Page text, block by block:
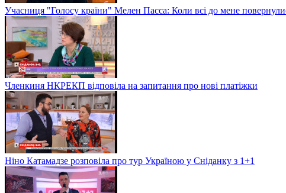
Учасниця "Голосу країни" Мелен Пасса: Коли всі до мене
Членкиня НКРЕКП відповіла на запитання про нові платіжки
Ніно Катамадзе розповіла про тур Україною у Сніданку з 1+1